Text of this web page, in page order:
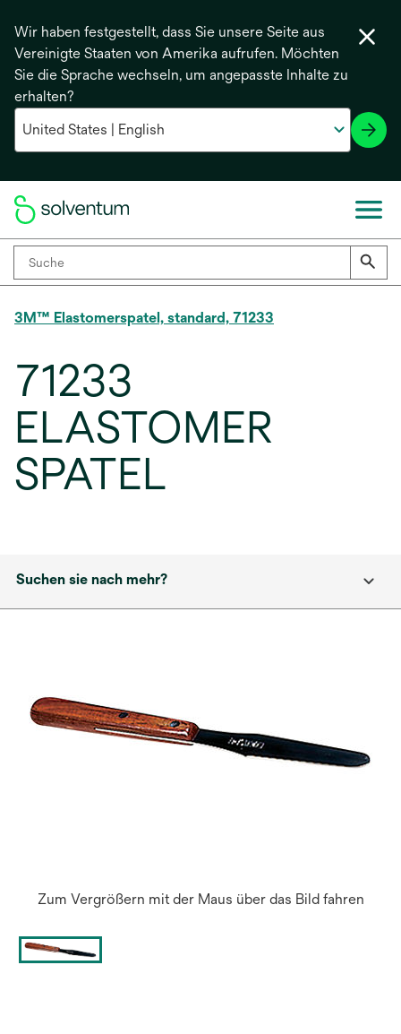
Wir haben festgestellt, dass Sie unsere Seite aus
Vereinigte Staaten von Amerika aufrufen. Möchten
Sie die Sprache wechseln, um angepasste Inhalte zu
erhalten?
3M™ Elastomerspatel, standard, 71233
71233
ELASTOMER
SPATEL
Suchen sie nach mehr?
Zum Vergrößern mit der Maus über das Bild fahren